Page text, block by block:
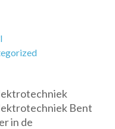
Bent
in de